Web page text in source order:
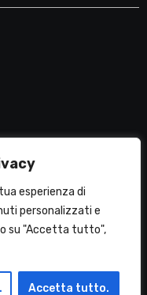
esperienza di
personalizzati e
su "Accetta tutto",
Accetta tutto.